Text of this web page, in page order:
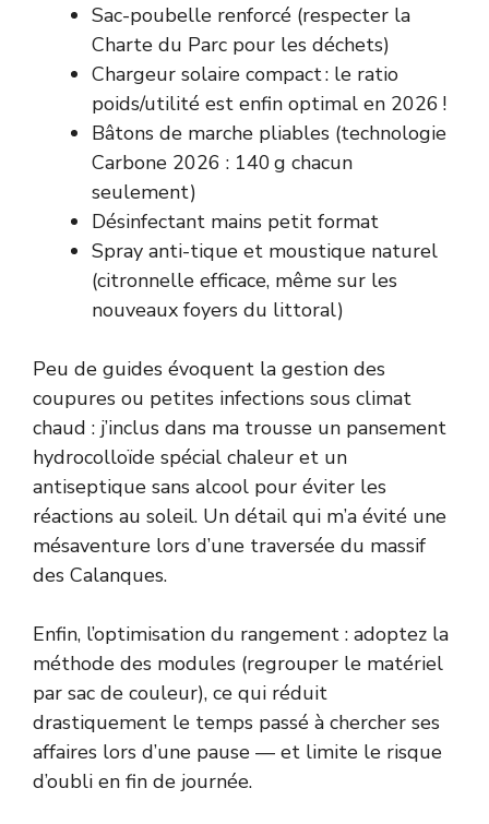
Sac-poubelle renforcé (respecter la
Charte du Parc pour les déchets)
Chargeur solaire compact : le ratio
poids/utilité est enfin optimal en 2026 !
Bâtons de marche pliables (technologie
Carbone 2026 : 140 g chacun
seulement)
Désinfectant mains petit format
Spray anti-tique et moustique naturel
(citronnelle efficace, même sur les
nouveaux foyers du littoral)
Peu de guides évoquent la gestion des
coupures ou petites infections sous climat
chaud : j’inclus dans ma trousse un pansement
hydrocolloïde spécial chaleur et un
antiseptique sans alcool pour éviter les
réactions au soleil. Un détail qui m’a évité une
mésaventure lors d’une traversée du massif
des Calanques.
Enfin, l’optimisation du rangement : adoptez la
méthode des modules (regrouper le matériel
par sac de couleur), ce qui réduit
drastiquement le temps passé à chercher ses
affaires lors d’une pause — et limite le risque
d’oubli en fin de journée.